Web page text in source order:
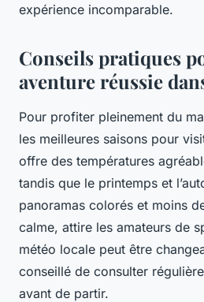
expérience incomparable.
Conseils pratiques
aventure réussie
Pour profiter pleinement du
les meilleures saisons pour
offre des températures
tandis que le printemps et
panoramas colorés et moins
calme, attire les amateurs de
météo locale peut être
conseillé de consulter
avant de partir.